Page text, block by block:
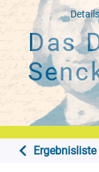
Das
Ergebnisliste